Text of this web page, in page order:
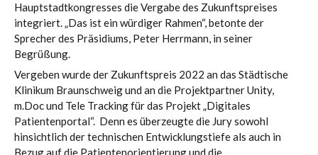
Hauptstadtkongresses die Vergabe des Zukunftspreises
integriert. „Das ist ein würdiger Rahmen“, betonte der
Sprecher des Präsidiums, Peter Herrmann, in seiner
Begrüßung.
Vergeben wurde der Zukunftspreis 2022 an das Städtische
Klinikum Braunschweig und an die Projektpartner Unity,
m.Doc und Tele Tracking für das Projekt „Digitales
Patientenportal“. Denn es überzeugte die Jury sowohl
hinsichtlich der technischen Entwicklungstiefe als auch in
Bezug auf die Patientenorientierung und die